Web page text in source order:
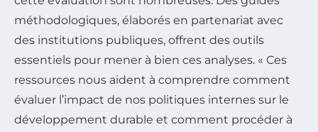
méthodologiques, élaborés en partenariat avec
des institutions publiques, offrent des outils
essentiels pour mener à bien ces analyses. « Ces
ressources nous aident à comprendre comment
évaluer l’impact de nos politiques internes sur le
développement durable et comment procéder à